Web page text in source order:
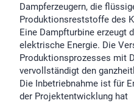
Dampferzeugern, die
Produktionsreststoffe des
Eine Dampfturbine erzeugt
elektrische Energie. Die
Produktionsprozesses mit
vervollständigt den
Die Inbetriebnahme ist für
der Projektentwicklung hat